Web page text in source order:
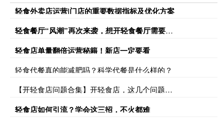
轻食外卖店运营|门店的重要数据指标及优化方案
轻食餐厅“风潮”再次来袭，想开轻食餐厅需要注意什么
轻食店单量翻倍运营秘籍！新店一定要看
轻食代餐真的能减肥吗？科学代餐是什么样的？
【开轻食店问题合集】开轻食店，这几个问题你有到答案吗？
轻食店如何引流？学会这三招，不火都难